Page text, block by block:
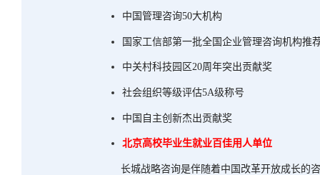
中国管理咨询50大机构
国家工信部第一批全国企业管理咨询机构推
中关村科技园区20周年突出贡献奖
社会组织等级评估5A级称号
中国自主创新杰出贡献奖
北京高校毕业生就业百佳用人单位
长城战略咨询是伴随着中国改革开放成长的